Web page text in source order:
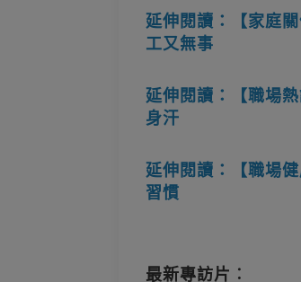
延伸閱讀：【家庭
工又無事
延伸閱讀：【職場
身汗
延伸閱讀：【職場
習慣
最新專訪片︰